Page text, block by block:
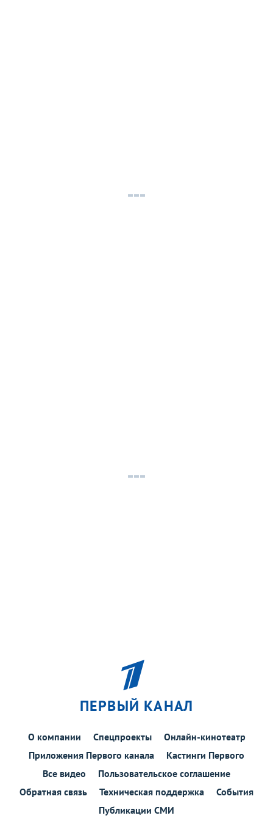
ПЕРВЫЙ КАНАЛ
О компании Спецпроекты
Онлайн-кинотеатр
Приложения Первого канала
Кастинги Первого
Все видео
Пользовательское соглашение
Обратная связь
Техническая поддержка
События
Публикации СМИ